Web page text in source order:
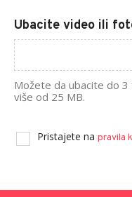
Ubacite video ili
Možete da ubacite do
više od 25 MB.
Pristajete na pravila